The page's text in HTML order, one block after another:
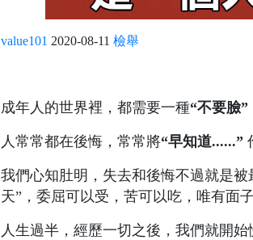
value101 2020-08-11 檢舉
成年人的世界裡，都需要一種“不要臉”
人常常都在後悔，常常將“早知道......”
我們心知肚明，失去和後悔不過就是
天”，委屈可以受，苦可以吃，唯有面子
人生過半，經歷一切之後，我們就開